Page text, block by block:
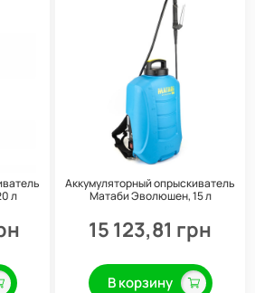
л
Аккумуляторный опрыскиватель
Матаби Эволюшен, 15 л
15 123,81 грн
В корзину